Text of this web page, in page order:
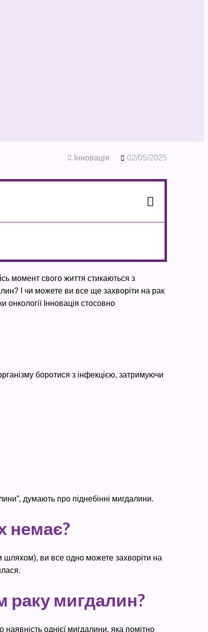
Інновація 02/05/2025
момент свого життя стикаються з
І чи можете ви все ще захворіти на рак
онкології Інновація стосовно
боротися з інфекцією, затримуючи
думають про піднебінні мигдалини.
немає?
шляхом), ви все одно можете захворіти на
раку мигдалин?
однієї мигдалини, яка помітно